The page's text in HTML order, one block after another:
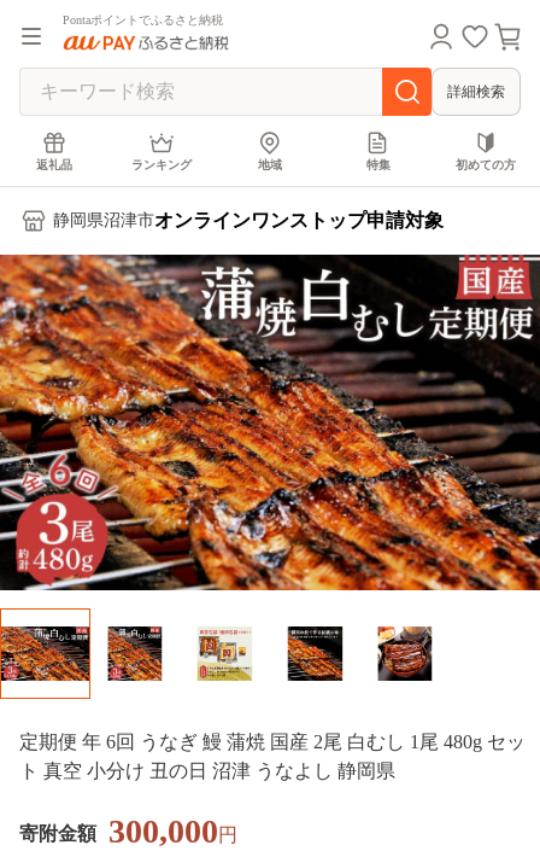
Pontaポイントでふるさと納税
詳細検索
返礼品 ランキング 地域 特集 初めての方
静岡県沼津市オンラインワンストップ申請対象
定期便 年 6回 うなぎ 鰻 蒲焼 国産 2尾 白むし 1尾 480g セッ
ト 真空 小分け 丑の日 沼津 うなよし 静岡県
寄附金額 300,000円